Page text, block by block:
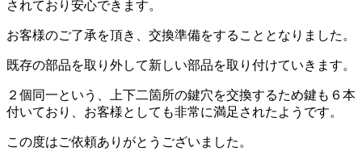
されており安心できます。
お客様のご了承を頂き、交換準備をすることとなりました。
既存の部品を取り外して新しい部品を取り付けていきます。
２個同一という、上下二箇所の鍵穴を交換するため鍵も６本
付いており、お客様としても非常に満足されたようです。
この度はご依頼ありがとうございました。